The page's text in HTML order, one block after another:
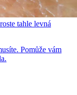
tahle levná
Pomůže vám